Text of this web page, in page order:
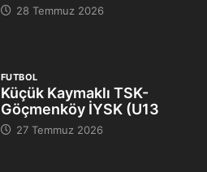
28 Temmuz 2026
FUTBOL
Küçük Kaymaklı TSK-
Göçmenköy İYSK (U13
27 Temmuz 2026